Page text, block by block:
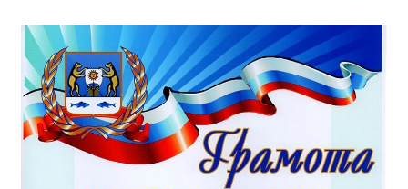
ПРОЧЕЕ
История нашего техникума
Фотографии техникума
ПОЛЕЗНЫЕ ССЫЛКИ
Министерство науки и высшего образования